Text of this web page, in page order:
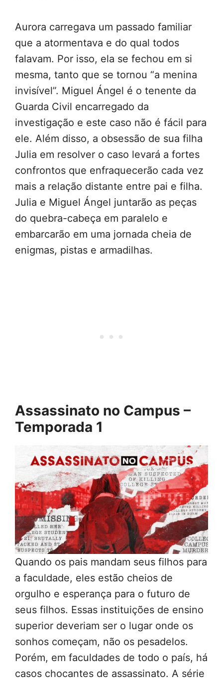
Aurora carregava um passado familiar
que a atormentava e do qual todos
falavam. Por isso, ela se fechou em si
mesma, tanto que se tornou “a menina
invisível”. Miguel Ángel é o tenente da
Guarda Civil encarregado da
investigação e este caso não é fácil para
ele. Além disso, a obsessão de sua filha
Julia em resolver o caso levará a fortes
confrontos que enfraquecerão cada vez
mais a relação distante entre pai e filha.
Julia e Miguel Ángel juntarão as peças
do quebra-cabeça em paralelo e
embarcarão em uma jornada cheia de
enigmas, pistas e armadilhas.
Assassinato no Campus –
Temporada 1
Quando os pais mandam seus filhos para
a faculdade, eles estão cheios de
orgulho e esperança para o futuro de
seus filhos. Essas instituições de ensino
superior deveriam ser o lugar onde os
sonhos começam, não os pesadelos.
Porém, em faculdades de todo o país, há
casos chocantes de assassinato. A série